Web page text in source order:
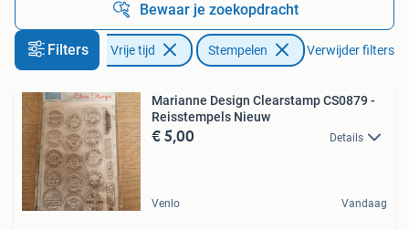
Bewaar je zoekopdracht
Filters
Hobby en Vrije tijd Stempelen Verwijder filters
Marianne Design Clearstamp CS0879 -
Reisstempels Nieuw
€ 5,00 Details
Venlo Vandaag